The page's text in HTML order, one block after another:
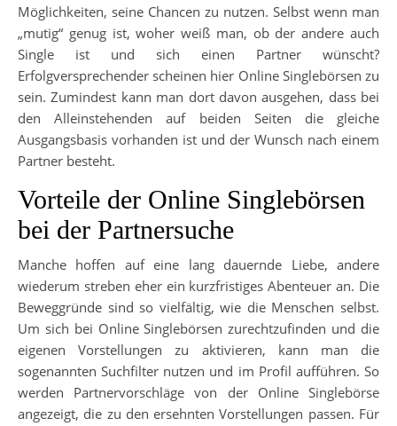
Möglichkeiten, seine Chancen zu nutzen. Selbst wenn man
„mutig“ genug ist, woher weiß man, ob der andere auch
Single ist und sich einen Partner wünscht?
Erfolgversprechender scheinen hier Online Singlebörsen zu
sein. Zumindest kann man dort davon ausgehen, dass bei
den Alleinstehenden auf beiden Seiten die gleiche
Ausgangsbasis vorhanden ist und der Wunsch nach einem
Partner besteht.
Vorteile der Online Singlebörsen
bei der Partnersuche
Manche hoffen auf eine lang dauernde Liebe, andere
wiederum streben eher ein kurzfristiges Abenteuer an. Die
Beweggründe sind so vielfältig, wie die Menschen selbst.
Um sich bei Online Singlebörsen zurechtzufinden und die
eigenen Vorstellungen zu aktivieren, kann man die
sogenannten Suchfilter nutzen und im Profil aufführen. So
werden Partnervorschläge von der Online Singlebörse
angezeigt, die zu den ersehnten Vorstellungen passen. Für